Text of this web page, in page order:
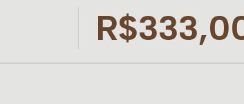
dinamismo nas tarefas do